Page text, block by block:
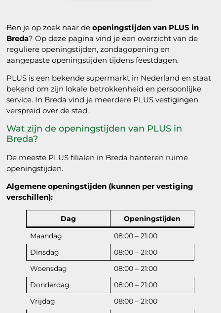
Ben je op zoek naar deopeningstijden van PLUS in
Breda? Op deze pagina vind je een overzicht van de
reguliere openingstijden, zondagopening en
aangepaste openingstijden tijdens feestdagen.
PLUS is een bekende supermarkt in Nederland en staat
bekend om zijn lokale betrokkenheid en persoonlijke
service. In Breda vind je meerdere PLUS vestigingen
verspreid over de stad.
Wat zijn de openingstijden van PLUS in
Breda?
De meeste PLUS filialen in Breda hanteren ruime
openingstijden.
Algemene openingstijden (kunnen per vestiging
verschillen):
Dag Openingstijden
Maandag 08:00 – 21:00
Dinsdag 08:00 – 21:00
Woensdag 08:00 – 21:00
Donderdag 08:00 – 21:00
Vrijdag 08:00 – 21:00